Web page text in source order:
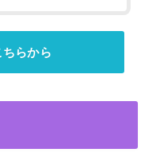
らから